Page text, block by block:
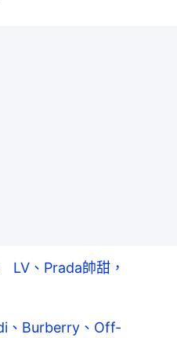
、Prada帥甜，
、Burberry、Off-